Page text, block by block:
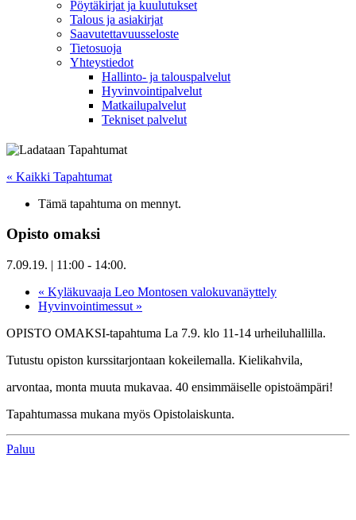
Pöytäkirjat ja kuulutukset
Talous ja asiakirjat
Saavutettavuusseloste
Tietosuoja
Yhteystiedot
Hallinto- ja talouspalvelut
Hyvinvointipalvelut
Matkailupalvelut
Tekniset palvelut
« Kaikki Tapahtumat
Tämä tapahtuma on mennyt.
Opisto omaksi
7.09.19. | 11:00 - 14:00.
« Kyläkuvaaja Leo Montosen valokuvanäyttely
Hyvinvointimessut »
OPISTO OMAKSI-tapahtuma La 7.9. klo 11-14 urheiluhallilla.
Tutustu opiston kurssitarjontaan kokeilemalla. Kielikahvila,
arvontaa, monta muuta mukavaa. 40 ensimmäiselle opistoämpäri!
Tapahtumassa mukana myös Opistolaiskunta.
Paluu